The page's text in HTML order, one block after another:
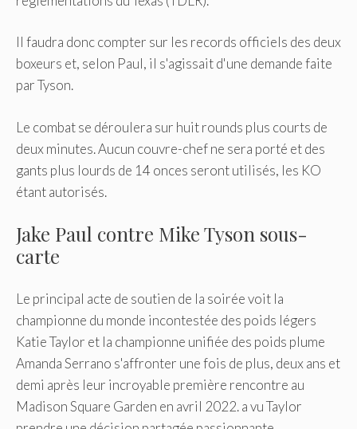
Il faudra donc compter sur les records officiels des deux
boxeurs et, selon Paul, il s'agissait d'une demande faite
par Tyson.
Le combat se déroulera sur huit rounds plus courts de
deux minutes. Aucun couvre-chef ne sera porté et des
gants plus lourds de 14 onces seront utilisés, les KO
étant autorisés.
Jake Paul contre Mike Tyson sous-
carte
Le principal acte de soutien de la soirée voit la
championne du monde incontestée des poids légers
Katie Taylor et la championne unifiée des poids plume
Amanda Serrano s'affronter une fois de plus, deux ans et
demi après leur incroyable première rencontre au
Madison Square Garden en avril 2022. a vu Taylor